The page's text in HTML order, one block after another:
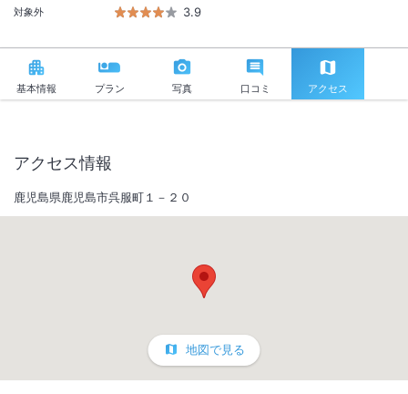
対象外
3.9
基本情報 プラン 写真 口コミ アクセス
アクセス情報
鹿児島県鹿児島市呉服町１－２０
地図で見る